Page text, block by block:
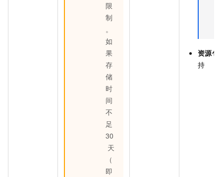
限
制
。
如
果
存
储
时
间
不
足
30
天
（
即
资源包
持